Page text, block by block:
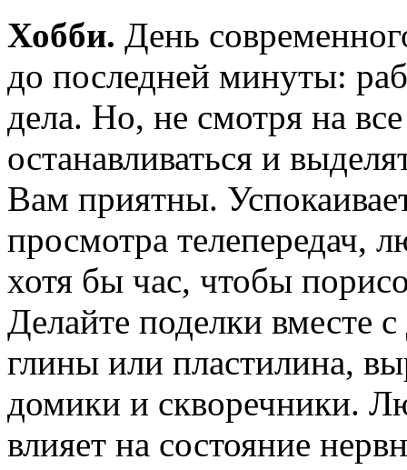
Хобби. День
до последней минуты:
дела. Но, не смотря на
останавливаться и
Вам приятны.
просмотра телепередач,
хотя бы час, чтобы
Делайте поделки вместе
глины или пластилина,
домики и скворечники.
влияет на состояние